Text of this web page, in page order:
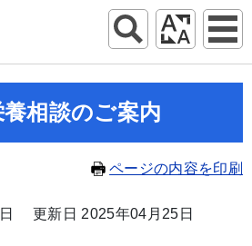
相談のご案内
ページの内容を印刷
更新日 2025年04月25日